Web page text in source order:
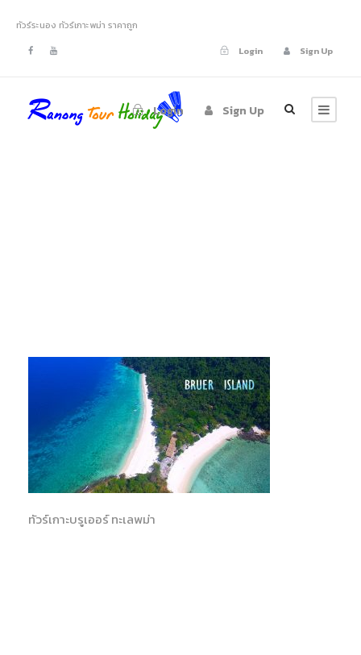
ทัวร์ระนอง ทัวร์เกาะพม่า ราคาถูก
Login
Sign Up
Login Sign Up
ทัวร์เกาะบรูเออร์ ทะเลพม่า